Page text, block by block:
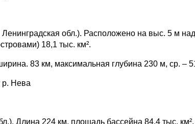
обл.). Расположено на выс. 5 м
18,1 тыс. км².
83 км, максимальная глубина 230 м, ср. –
р. Нева
Длина 224 км, площадь бассейна 84,4 тыс. км².